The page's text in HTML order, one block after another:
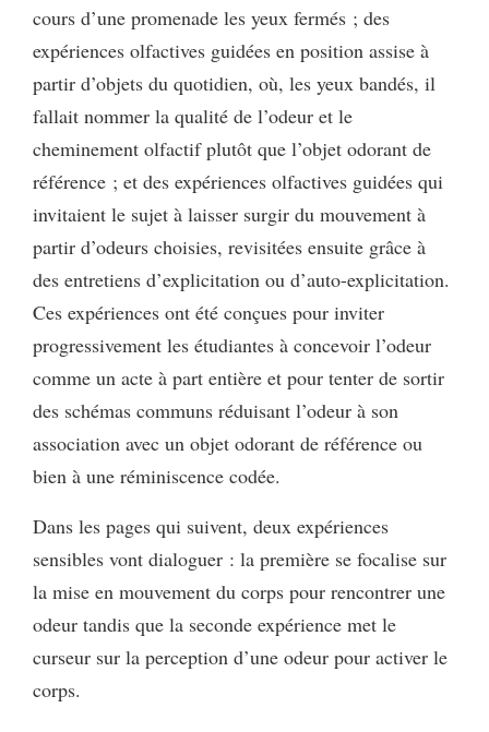
cours d’une promenade les yeux fermés ; des
expériences olfactives guidées en position assise à
partir d’objets du quotidien, où, les yeux bandés, il
fallait nommer la qualité de l’odeur et le
cheminement olfactif plutôt que l’objet odorant de
référence ; et des expériences olfactives guidées qui
invitaient le sujet à laisser surgir du mouvement à
partir d’odeurs choisies, revisitées ensuite grâce à
des entretiens d’explicitation ou d’auto-explicitation.
Ces expériences ont été conçues pour inviter
progressivement les étudiantes à concevoir l’odeur
comme un acte à part entière et pour tenter de sortir
des schémas communs réduisant l’odeur à son
association avec un objet odorant de référence ou
bien à une réminiscence codée.
Dans les pages qui suivent, deux expériences
sensibles vont dialoguer : la première se focalise sur
la mise en mouvement du corps pour rencontrer une
odeur tandis que la seconde expérience met le
curseur sur la perception d’une odeur pour activer le
corps.